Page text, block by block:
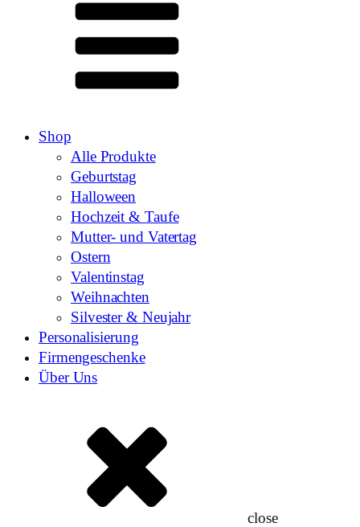
Shop
Alle Produkte
Geburtstag
Halloween
Hochzeit & Taufe
Mutter- und Vatertag
Ostern
Valentinstag
Weihnachten
Silvester & Neujahr
Personalisierung
Firmengeschenke
Über Uns
close